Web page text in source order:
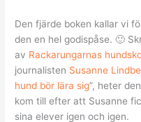
Den fjärde boken kallar vi
den en hel godispåse. 🙂
av Rackarungarnas
journalisten Susanne
hund bör lära sig”, heter
kom till efter att Susanne
sina elever igen och igen.